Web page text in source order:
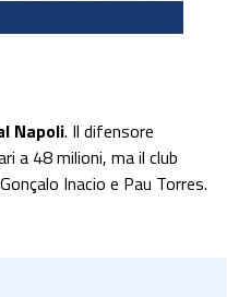
Napoli. Il difensore
a 48 milioni, ma il club
Inacio e Pau Torres.